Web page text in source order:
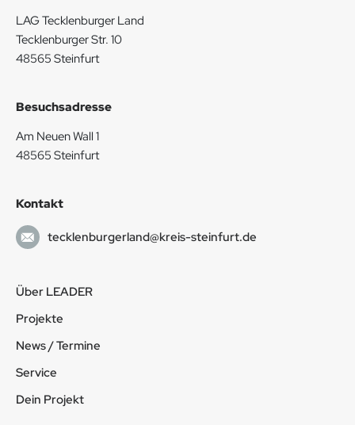
LAG Tecklenburger Land
Tecklenburger Str. 10
48565 Steinfurt
Besuchsadresse
Am Neuen Wall 1
48565 Steinfurt
Kontakt
tecklenburgerland@kreis-steinfurt.de
Über LEADER
Projekte
News / Termine
Service
Dein Projekt